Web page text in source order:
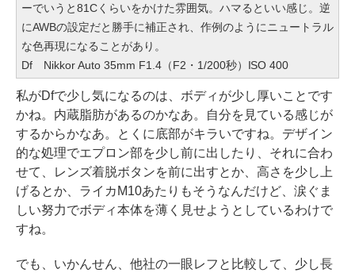
ーでいうと81Cくらいをかけた雰囲気。ハマるといい感じ。逆
にAWBの設定だと勝手に補正され、作例のようにニュートラル
な色再現になることがあり。
Df Nikkor Auto 35mm F1.4（F2・1/200秒）ISO 400
私がDfで少し気になるのは、ボディが少し厚いことです
かね。内蔵脂肪があるのかなあ。自分を見ている感じが
するからかなあ。とくに底部がキラいですね。デザイン
的な処理でエプロン部を少し前に出したり、それに合わ
せて、レンズ着脱ボタンを前に出すとか、高さを少し上
げるとか、ライカM10あたりもそうなんだけど、涙ぐま
しい努力でボディ本体を薄く見せようとしているわけで
すね。
でも、いかんせん、他社の一眼レフと比較して、少し長